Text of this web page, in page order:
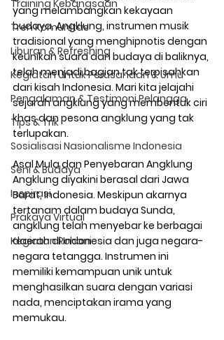
Training Kebangsaan
Tren Komunitas
Liburan & Refreshing
Kegiatan Untuk Perusahaan & Umu
Pengalaman & Testimoni Pelangga
Tips & Trik
Sosialisasi Nasionalisme Indonesia
Seni & Budaya
Inspirasi
Prakaya Virtual
Kegiatan Rohani
yang melambangkan kekayaan
budaya. Angklung, instrumen musik
tradisional yang menghipnotis dengan
keunikan suara dan budaya di baliknya,
telah menjadi bagian tak terpisahkan
dari kisah Indonesia. Mari kita jelajahi
sejarah angklung yang membentuk ciri
khas dan pesona angklung yang tak
terlupakan.
Asal Mula dan Penyebaran Angklung
Angklung diyakini berasal dari Jawa
Barat, Indonesia. Meskipun akarnya
tertanam dalam budaya Sunda,
angklung telah menyebar ke berbagai
daerah di Indonesia dan juga negara-
negara tetangga. Instrumen ini
memiliki kemampuan unik untuk
menghasilkan suara dengan variasi
nada, menciptakan irama yang
memukau.